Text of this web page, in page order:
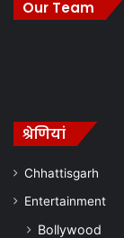
Our Team
श्रेणियां
Chhattisgarh
Entertainment
Bollywood